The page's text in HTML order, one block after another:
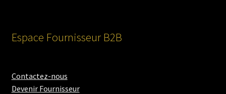
Espace Fournisseur B2B
Contactez-nous
Devenir Fournisseur